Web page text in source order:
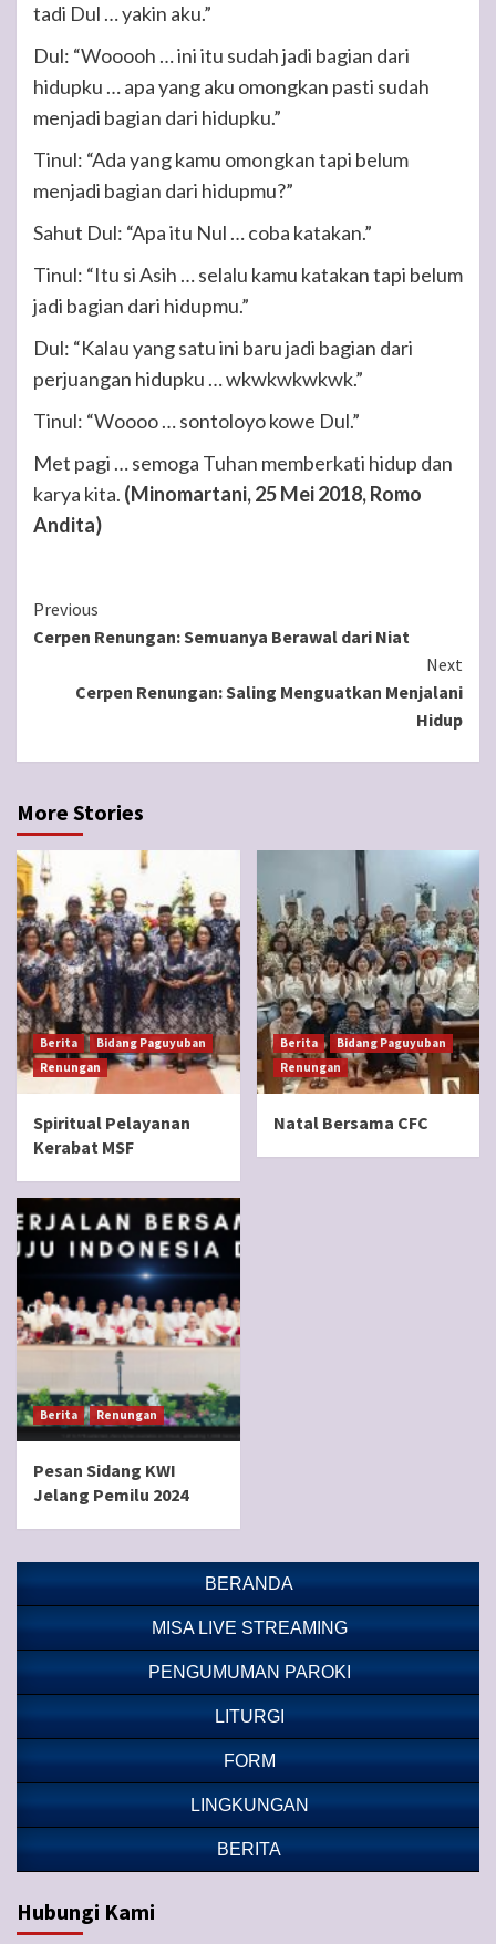
tadi Dul … yakin aku.”
Dul: “Wooooh … ini itu sudah jadi bagian dari
hidupku … apa yang aku omongkan pasti sudah
menjadi bagian dari hidupku.”
Tinul: “Ada yang kamu omongkan tapi belum
menjadi bagian dari hidupmu?”
Sahut Dul: “Apa itu Nul … coba katakan.”
Tinul: “Itu si Asih … selalu kamu katakan tapi belum
jadi bagian dari hidupmu.”
Dul: “Kalau yang satu ini baru jadi bagian dari
perjuangan hidupku … wkwkwkwkwk.”
Tinul: “Woooo … sontoloyo kowe Dul.”
Met pagi … semoga Tuhan memberkati hidup dan
karya kita. (Minomartani, 25 Mei 2018, Romo
Andita)
Continue
Reading
Previous
Cerpen Renungan: Semuanya Berawal dari Niat
Next
Cerpen Renungan: Saling Menguatkan Menjalani
Hidup
More Stories
Berita
Bidang Paguyuban
Renungan
Spiritual Pelayanan
Kerabat MSF
Berita
Bidang Paguyuban
Renungan
Natal Bersama CFC
Berita Renungan
Pesan Sidang KWI
Jelang Pemilu 2024
BERANDA
MISA LIVE STREAMING
PENGUMUMAN PAROKI
LITURGI
FORM
LINGKUNGAN
BERITA
Hubungi Kami